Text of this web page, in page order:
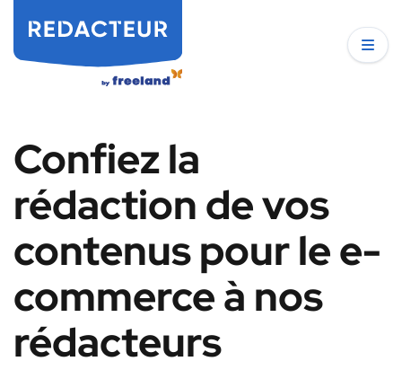
Confiez la
rédaction de vos
contenus pour le e-
commerce à nos
rédacteurs